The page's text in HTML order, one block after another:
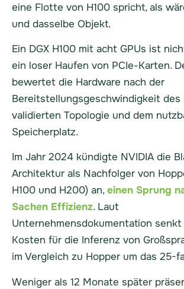
eine Flotte von H100 spricht, als
und dasselbe Objekt.
Ein DGX H100 mit acht GPUs ist
ein loser Haufen von PCIe-Karten.
bewertet die Hardware nach der
Bereitstellungsgeschwindigkeit des
validierten Topologie und dem
Speicherplatz.
Im Jahr 2024 kündigte NVIDIA die
Architektur als Nachfolger von
H100 und H200) an,einen Sprung
Sachen Effizienz. Laut
Unternehmensdokumentation senkt
Kosten für die Inferenz von
im Vergleich zu Hopper um das 25-
Weniger als 12 Monate später